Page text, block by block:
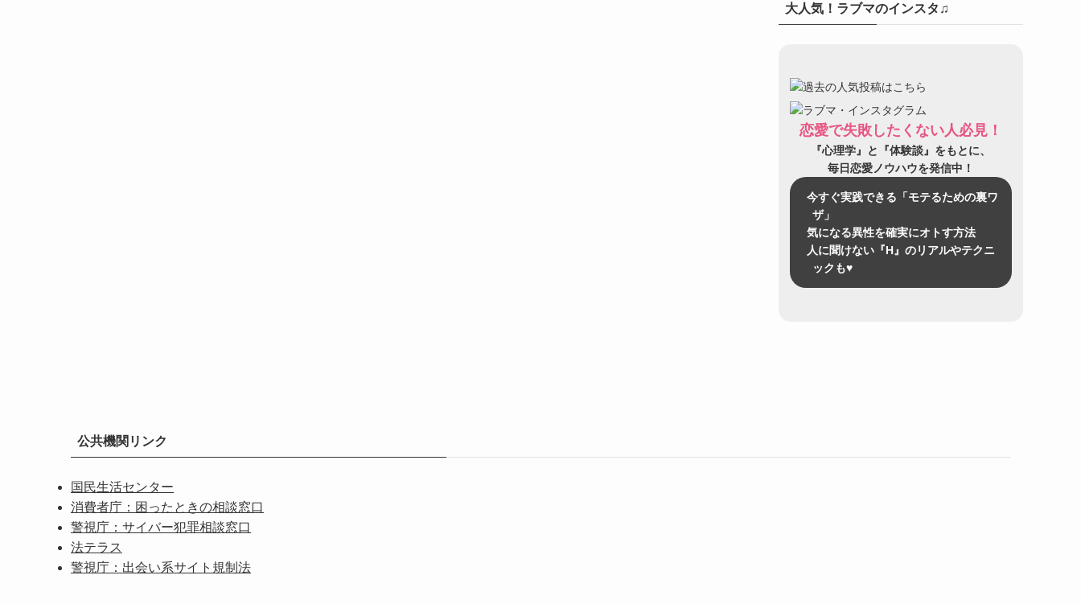
大人気！ラブマのインスタ♫
恋愛で失敗したくない人必見！
『心理学』と『体験談』をもとに、
毎日恋愛ノウハウを発信中！
今すぐ実践できる「モテるための裏ワ
ザ」
気になる異性を確実にオトす方法
人に聞けない『H』のリアルやテクニ
ックも♥
公共機関リンク
国民生活センター
消費者庁：困ったときの相談窓口
警視庁：サイバー犯罪相談窓口
法テラス
警視庁：出会い系サイト規制法